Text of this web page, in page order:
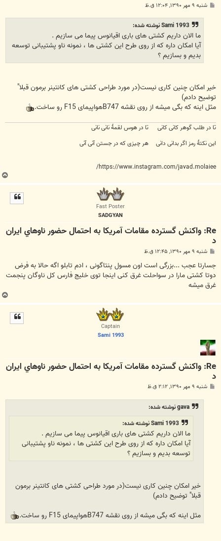
پ شنبه ۹ مهر ۱۳۹۰, ۱۲:۰۴ ق.ظ
Sami 1993 نوشته شده:
ما الان داریم کشتی های باری اقیانوس پیما می سازیم .
آیا امکان داره که از روی طرح این کشتی ها ، نمونه ناو پشتیبانی توسعه
بدیم و بسازیم ؟
خیر امکان چنین کاری نیست(در مورد طراحی کشتی های کانتینر برمون قبلا"
توضیح دادم)
مثل اینه که بگی میشه از روی نقشه B747هواپیمای F15 رو ساخت.
تا در طلب گوهر کانی کانی تا در هوس لقمهٔ نانی نانی
این نکتهٔ رمز اگر بدانی دانی هر چیزی که در جستن آنی آنی
https://www.instagram.com/javad.molaiee/
ب
ا
Fast Poster
SADGYAN
Re: واكنش گسترده مقامات آمريكا به احتمال حضور ناوهاي ايران
د
پ
ت
شنبه ۹ مهر ۱۳۹۰, ۱۲:۴۵ ق.ظ
جسارتا عجب ...بزرگی است اون مسول پنتاگونی ، ادم تابلو اگه حالا به فرض
دوتا کشتی مارا در سواحلت غرق کنی اینجا توی خلیج فارس کل ناوگان پنجمت
غرق میشه
ب
ا
Captain
Sami 1993
Re: واكنش گسترده مقامات آمريكا به احتمال حضور ناوهاي ايران
د
پ شنبه ۹ مهر ۱۳۹۰, ۲:۱۲ ق.ظ
gava نوشته شده:
Sami 1993 نوشته شده:
ما الان داریم کشتی های باری اقیانوس پیما می سازیم .
آیا امکان داره که از روی طرح این کشتی ها ، نمونه ناو پشتیبانی
توسعه بدیم و بسازیم ؟
خیر امکان چنین کاری نیست(در مورد طراحی کشتی های کانتینر برمون
قبلا" توضیح دادم)
مثل اینه که بگی میشه از روی نقشه B747هواپیمای F15 رو ساخت.